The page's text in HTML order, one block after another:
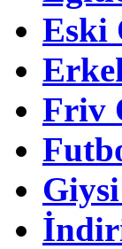
Eski
Friv